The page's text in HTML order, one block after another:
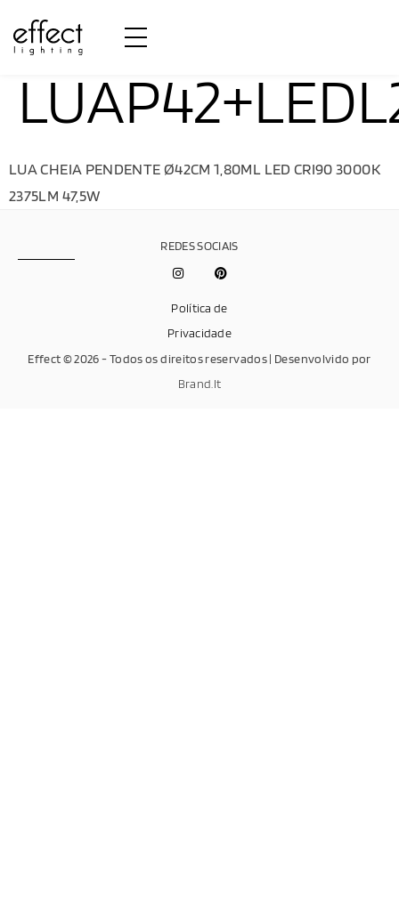
LUA CHEIA PENDENTE Ø42CM 1,80ML LED CRI90 3000K
2375LM 47,5W
Effect © 2026 - Todos os direitos reservados | Desenvolvido por
Brand.It
Política de
Privacidade
REDES SOCIAIS